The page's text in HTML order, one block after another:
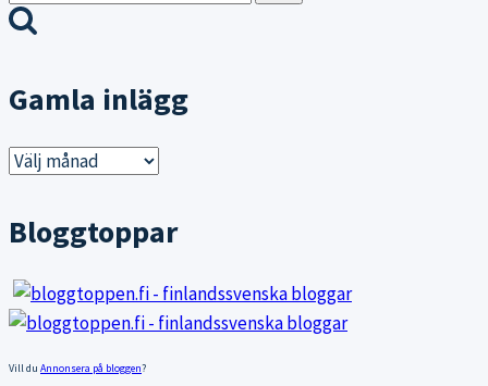
efter:
Gamla inlägg
Gamla
Bloggtoppar
Vill du Annonsera på bloggen?